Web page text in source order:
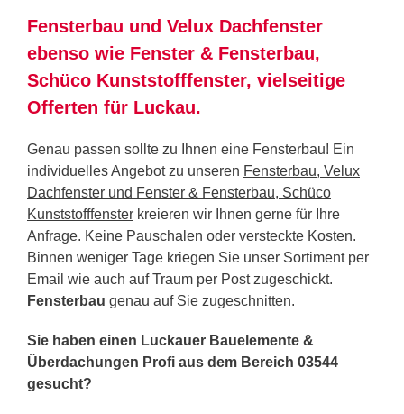
Fensterbau und Velux Dachfenster
ebenso wie Fenster & Fensterbau,
Schüco Kunststofffenster, vielseitige
Offerten für Luckau.
Genau passen sollte zu Ihnen eine Fensterbau! Ein
individuelles Angebot zu unseren Fensterbau, Velux
Dachfenster und Fenster & Fensterbau, Schüco
Kunststofffenster kreieren wir Ihnen gerne für Ihre
Anfrage. Keine Pauschalen oder versteckte Kosten.
Binnen weniger Tage kriegen Sie unser Sortiment per
Email wie auch auf Traum per Post zugeschickt.
Fensterbau genau auf Sie zugeschnitten.
Sie haben einen Luckauer Bauelemente &
Überdachungen Profi aus dem Bereich 03544
gesucht?